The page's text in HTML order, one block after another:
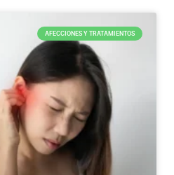
AFECCIONES Y TRATAMIENTOS